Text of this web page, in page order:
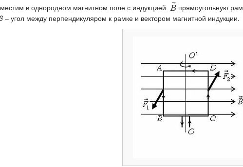
в однородном магнитном поле с индукцией B⃗
B→прямоугольную
– угол между перпендикуляром к рамке и вектором магнитной индукции.